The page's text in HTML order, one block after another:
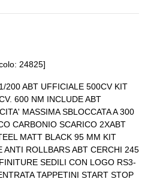
24825]
200 ABT UFFICIALE 500CV KIT
600 NM INCLUDE ABT
MASSIMA SBLOCCATA A 300
CARBONIO SCARICO 2XABT
MATT BLACK 95 MM KIT
ANTI ROLLBARS ABT CERCHI 245
SEDILI CON LOGO RS3-
TAPPETINI START STOP